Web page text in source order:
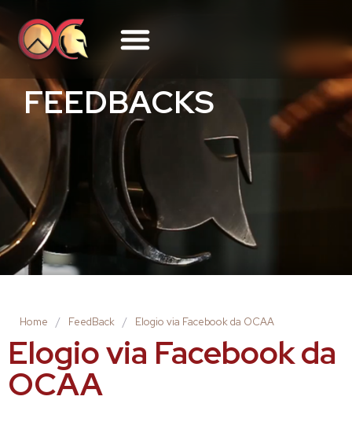
FEEDBACKS
Home / FeedBack / Elogio via Facebook da OCAA
Elogio via Facebook da
OCAA